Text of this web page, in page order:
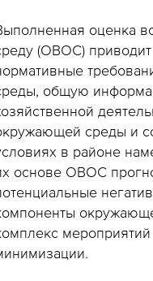
оценка
(ОВОС)
общую
среды и
в районе
основе ОВОС